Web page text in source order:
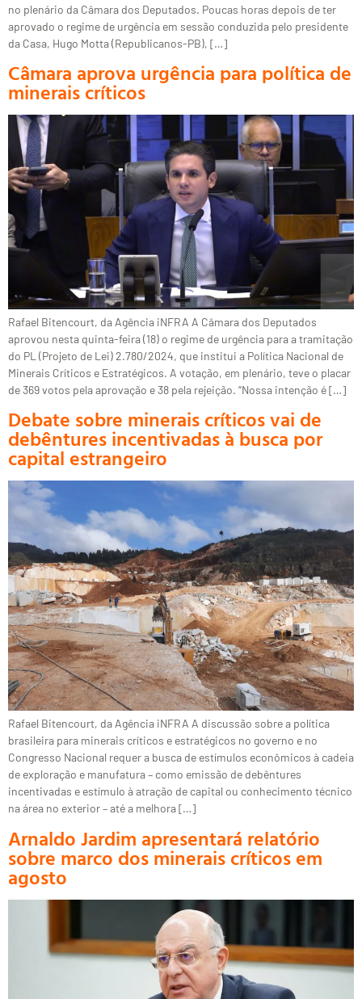
no plenário da Câmara dos Deputados. Poucas horas depois de ter
aprovado o regime de urgência em sessão conduzida pelo presidente
da Casa, Hugo Motta (Republicanos-PB), […]
Câmara aprova urgência para política de
minerais críticos
Rafael Bitencourt, da Agência iNFRA A Câmara dos Deputados
aprovou nesta quinta-feira (18) o regime de urgência para a tramitação
do PL (Projeto de Lei) 2.780/2024, que institui a Política Nacional de
Minerais Críticos e Estratégicos. A votação, em plenário, teve o placar
de 369 votos pela aprovação e 38 pela rejeição. “Nossa intenção é […]
Debate sobre minerais críticos vai de
debêntures incentivadas à busca por
capital estrangeiro
Rafael Bitencourt, da Agência iNFRA A discussão sobre a política
brasileira para minerais críticos e estratégicos no governo e no
Congresso Nacional requer a busca de estímulos econômicos à cadeia
de exploração e manufatura – como emissão de debêntures
incentivadas e estímulo à atração de capital ou conhecimento técnico
na área no exterior – até a melhora […]
Arnaldo Jardim apresentará relatório
sobre marco dos minerais críticos em
agosto